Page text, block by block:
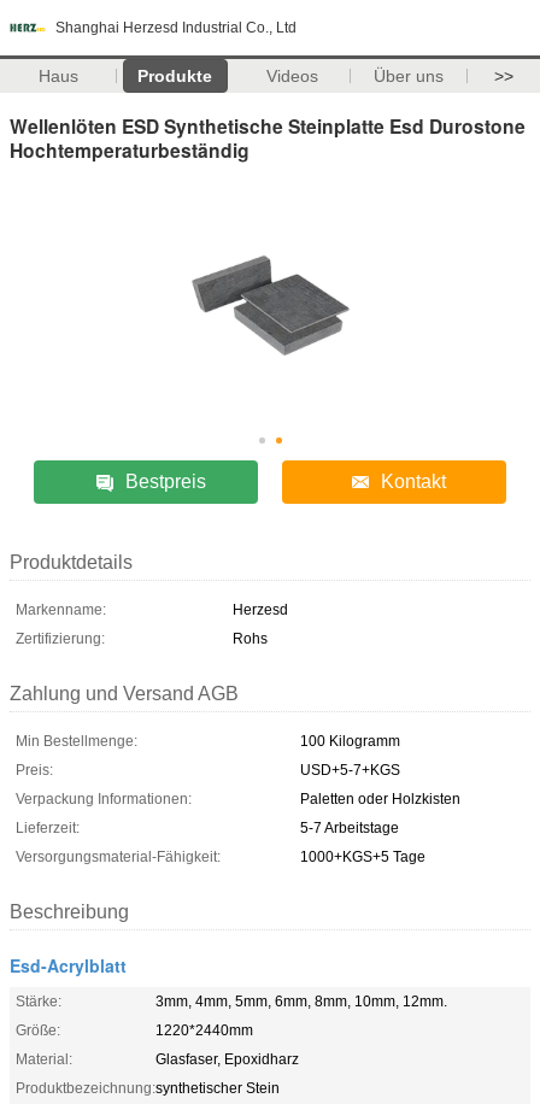
Shanghai Herzesd Industrial Co., Ltd
Haus Produkte Videos Über uns >>
Wellenlöten ESD Synthetische Steinplatte Esd Durostone
Hochtemperaturbeständig
Bestpreis Kontakt
Produktdetails
Markenname:
Herzesd
Zertifizierung:
Rohs
Zahlung und Versand AGB
Min Bestellmenge:
100 Kilogramm
Preis:
USD+5-7+KGS
Verpackung Informationen:
Paletten oder Holzkisten
Lieferzeit:
5-7 Arbeitstage
Versorgungsmaterial-Fähigkeit:
1000+KGS+5 Tage
Beschreibung
Esd-Acrylblatt
Stärke:
3mm, 4mm, 5mm, 6mm, 8mm, 10mm, 12mm.
Größe:
1220*2440mm
Material:
Glasfaser, Epoxidharz
Produktbezeichnung:synthetischer Stein